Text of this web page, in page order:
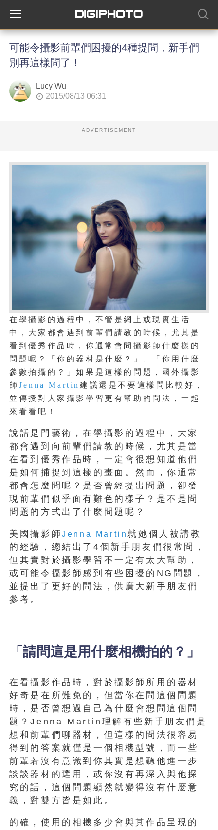
可能令攝影前輩們困擾的4種提問，新手們
別再這樣問了！
Lucy Wu
2015/08/13 06:31
ADVERTISEMENT
在學攝影的過程中，不管是網上或現實生活
中，大家都會遇到前輩們請教的時候，尤其是
看到優秀作品時，你通常會問攝影師什麼樣的
問題呢？「你的器材是什麼？」、「你用什麼
參數拍攝的？」如果是這樣的問題，國外攝影
師 Jenna Martin 建議還是不要這樣問比較好，
並傳授對大家攝影學習更有幫助的問法，一起
來看看吧！
說話是門藝術，在學攝影的過程中，大家
都會遇到向前輩們請教的時候，尤其是當
在看到優秀作品時，一定會很想知道他們
是如何捕捉到這樣的畫面。然而，你通常
都會怎麼問呢？是否曾經提出問題，卻發
現前輩們似乎面有難色的樣子？是不是問
問題的方式出了什麼問題呢？
美國攝影師Jenna Martin 就她個人被請教
的經驗，總結出了4個新手朋友們很常問，
但其實對於攝影學習不一定有太大幫助，
或可能令攝影師感到有些困擾的NG問題，
並提出了更好的問法，供廣大新手朋友們
參考。
「請問這是用什麼相機拍的？」
在看攝影作品時，對於攝影師所用的器材
好奇是在所難免的，但當你在問這個問題
時，是否曾想過自己為什麼會想問這個問
題？Jenna Martin理解有些新手朋友們是
想和前輩們聊器材，但這樣的問法很容易
得到的答案就僅是一個相機型號，而一些
前輩若沒有意識到你其實是想聽他進一步
談談器材的選用，或你沒有再深入與他探
究的話，這個問題顯然就變得沒有什麼意
義，對雙方皆是如此。
的確，使用的相機多少會與其作品呈現的